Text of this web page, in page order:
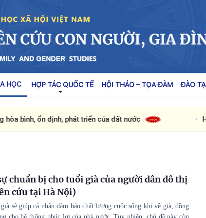
HỌC HỢP TÁC QUỐC TẾ HỘI THẢO – TỌA ĐÀM ĐÀO
ổn định, phát triển của đất nước
chuẩn bị cho tuổi già của người dân đô thị
cứu tại Hà Nội)
sẽ giúp cá nhân đảm bảo chất lượng cuộc sống khi về già, đồng